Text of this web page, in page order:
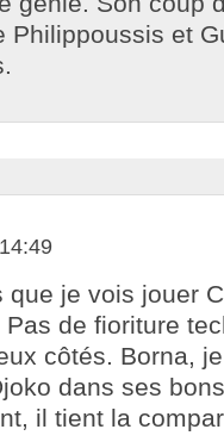
Philippoussis et
que je vois jouer
Pas de fioriture
côtés. Borna,
dans ses
il tient la